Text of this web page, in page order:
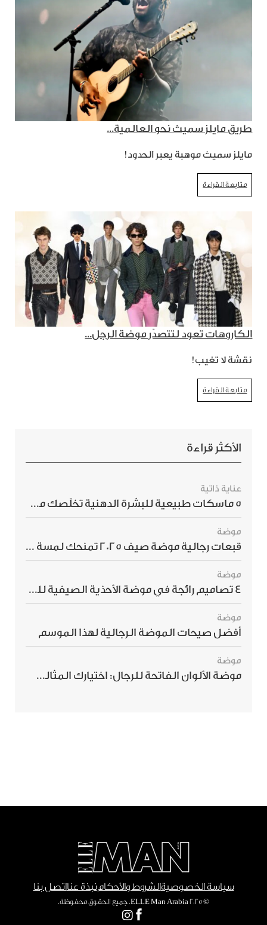
طريق مايلز سميث نحو العالمية...
مايلز سميث موهبة يعبر الحدود!
متابعة القراءة
الكاروهات تعود لتتصدّر موضة الرجل...
نقشة لا تغيب!
متابعة القراءة
الأكثر قراءة
عناية ذاتية
5 ماسكات طبيعية للبشرة الدهنية تخلّصك من الحبوب بسرعة
موضة
قبعات رجالية موضة صيف 2025 تمنحك لمسة أناقة استثنائية
موضة
4 تصاميم رائجة في موضة الأحذية الصيفية للرجال هذا الموسم
موضة
أفضل صيحات الموضة الرجالية لهذا الموسم
موضة
موضة الألوان الفاتحة للرجال: اختيارك المثالي لإطلالة صيفية مبهرة
سياسة الخصوصيةالشروط والأحكامنبذة عنااتصل بنا
© ٢٠٢٥ ELLE Man Arabia. جميع الحقوق محفوظة.